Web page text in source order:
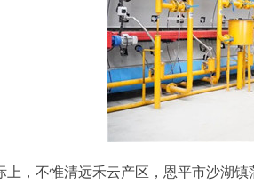
上，不惟清远禾云产区，恩平市沙湖镇